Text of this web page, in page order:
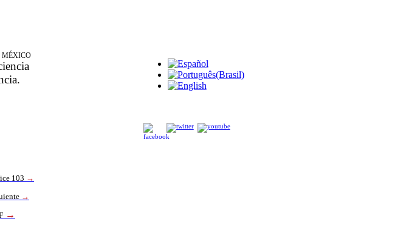
MÉXICO
103 →
→
→